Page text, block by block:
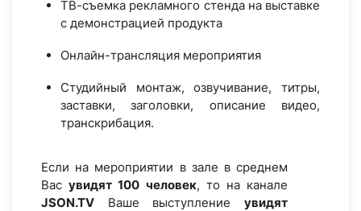
ТВ-съемка рекламного стенда на выставке
с демонстрацией продукта
Онлайн-трансляция мероприятия
Студийный монтаж, озвучивание, титры,
заставки, заголовки, описание видео,
транскрибация.
Если на мероприятии в зале в среднем
Васувидят 100 человек, то на канале
JSON.TV Ваше выступление увидят